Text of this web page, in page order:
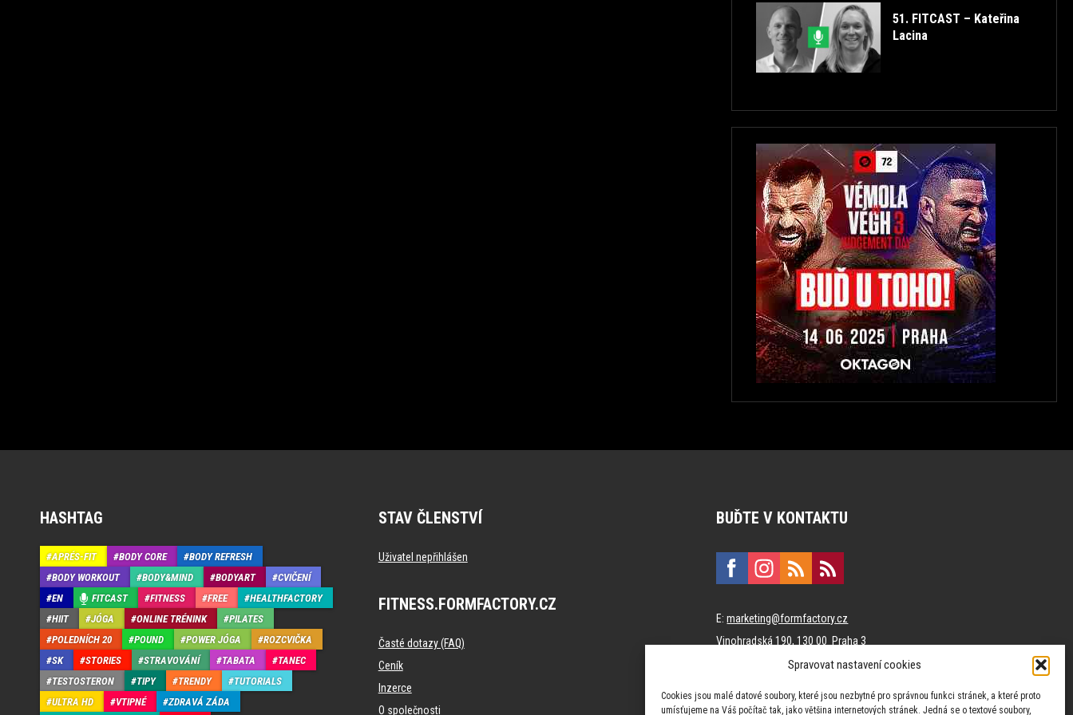
Spravovat nastavení cookies
Cookies jsou malé datové soubory, které jsou nezbytné pro správnou funkci stránek, a které proto
umísťujeme na Váš počítač tak, jako většina internetových stránek. Jedná se o textové soubory,
51. FITCAST – Kateřina
Lacina
HASHTAG
APRÉS-FIT BODY CORE
BODY REFRESH
BODY WORKOUT
BODY&MIND BODYART
CVIČENÍ
EN
FITCAST FITNESS FREE
HEALTHFACTORY
HIIT
JÓGA ONLINE TRÉNINK
PILATES
POLEDNÍCH 20
POUND POWER JÓGA
ROZCVIČKA
SK
STORIES STRAVOVÁNÍ TABATA
TANEC
TESTOSTERON
TIPY TRENDY
TUTORIALS
ULTRA HD
VTIPNÉ ZDRAVÁ ZÁDA
STAV ČLENSTVÍ
Uživatel nepřihlášen
FITNESS.FORMFACTORY.CZ
Časté dotazy (FAQ)
Ceník
Inzerce
O společnosti
BUĎTE V KONTAKTU
E:marketing@formfactory.cz
Vinohradská 190, 130 00 Praha 3